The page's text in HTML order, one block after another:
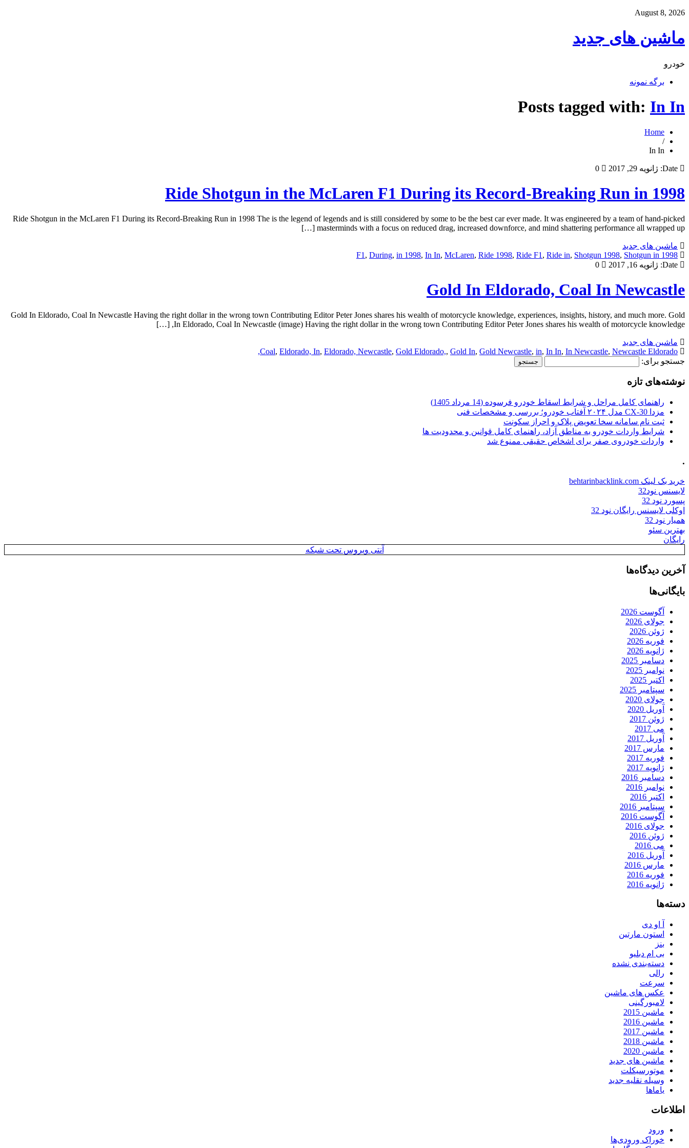
August 8, 2026
ماشین های جدید
خودرو
برگه نمونه
Posts tagged with: In In
Home
/
In In
Date: ژانویه 29, 2017 0
Ride Shotgun in the McLaren F1 During its Record-Breaking Run in 1998
Ride Shotgun in the McLaren F1 During its Record-Breaking Run in 1998 The is the legend of legends and is still considered by some to be the best car ever made. It was engineered by a team of hand-picked
masterminds with a focus on reduced drag, increased downforce, and mind shattering performance all wrapped up […]
ماشین های جدید
1998 F1
, During, in 1998, In In, McLaren, Ride 1998, Ride F1 , Ride in, Shotgun 1998, Shotgun in
Date: ژانویه 16, 2017 0
Gold In Eldorado, Coal In Newcastle
Gold In Eldorado, Coal In Newcastle Having the right dollar in the wrong town Contributing Editor Peter Jones shares his wealth of motorcycle knowledge, experiences, insights, history, and much more. Gold
In Eldorado, Coal In Newcastle (image) Having the right dollar in the wrong town Contributing Editor Peter Jones shares his wealth of motorcycle knowledge, […]
ماشین های جدید
Coal, Eldorado, In, Eldorado, Newcastle, Gold Eldorado,, Gold In, Gold Newcastle, in, In In, In Newcastle, Newcastle Eldorado,
جستجو برای:
نوشته‌های تازه
راهنمای کامل مراحل و شرایط اسقاط خودرو فرسوده (14 مرداد 1405)
مزدا CX-30 مدل ۲۰۲۴ آفتاب خودرو؛ بررسی و مشخصات فنی
ثبت نام سامانه سخا تعویض پلاک و احراز سکونت
شرایط واردات خودرو به مناطق آزاد، راهنمای کامل قوانین و محدودیت ها
واردات خودروی صفر برای اشخاص حقیقی ممنوع شد
.
خرید بک لینک behtarinbacklink.com
لایسنس نود32
پسورد نود 32
اوکلی لایسنس رایگان نود 32
همیار نود 32
بهترین سئو
رایگان
آنتی ویروس تحت شبکه
آخرین دیدگاه‌ها
بایگانی‌ها
آگوست 2026
جولای 2026
ژوئن 2026
فوریه 2026
ژانویه 2026
دسامبر 2025
نوامبر 2025
اکتبر 2025
سپتامبر 2025
جولای 2020
آوریل 2020
ژوئن 2017
می 2017
آوریل 2017
مارس 2017
فوریه 2017
ژانویه 2017
دسامبر 2016
نوامبر 2016
اکتبر 2016
سپتامبر 2016
آگوست 2016
جولای 2016
ژوئن 2016
می 2016
آوریل 2016
مارس 2016
فوریه 2016
ژانویه 2016
دسته‌ها
آ او دی
استون مارتین
بنز
بی ام دبلیو
دسته‌بندی نشده
رالی
سرعت
عکس های ماشین
لامبورگینی
ماشین 2015
ماشین 2016
ماشین 2017
ماشین 2018
ماشین 2020
ماشین های جدید
موتورسیکلت
وسیله نقلیه جدید
یاماها
اطلاعات
ورود
خوراک ورودی‌ها